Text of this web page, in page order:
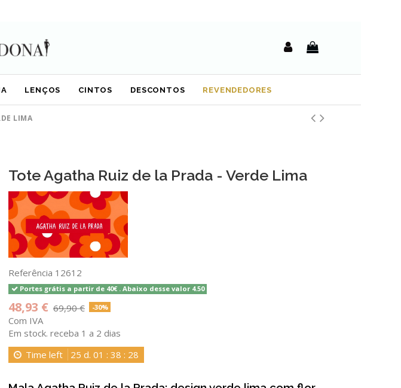
LENÇOS CINTOS DESCONTOS REVENDEDORES
LIMA
Tote Agatha Ruiz de la Prada - Verde Lima
Referência 12612
Portes grátis a partir de 40€ . Abaixo desse valor 4.50
48,93 € 69,90 € -30%
Com IVA
Em stock. receba 1 a 2 dias
Time left
25 d. 01 : 38 : 27